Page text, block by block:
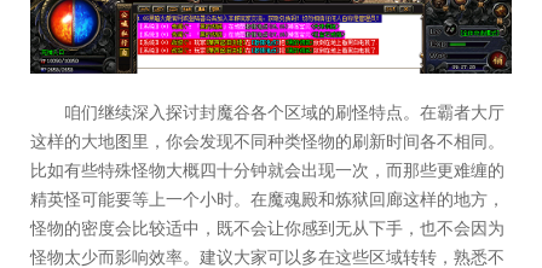
咱们继续深入探讨封魔谷各个区域的刷怪特点。在霸者大厅
这样的大地图里，你会发现不同种类怪物的刷新时间各不相同。
比如有些特殊怪物大概四十分钟就会出现一次，而那些更难缠的
精英怪可能要等上一个小时。在魔魂殿和炼狱回廊这样的地方，
怪物的密度会比较适中，既不会让你感到无从下手，也不会因为
怪物太少而影响效率。建议大家可以多在这些区域转转，熟悉不